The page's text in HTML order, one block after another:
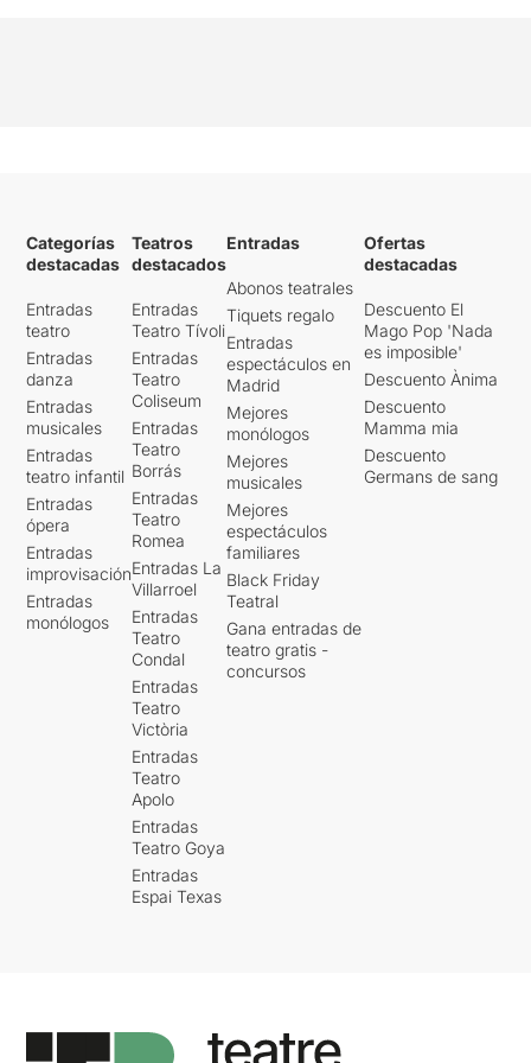
Categorías
destacadas
Entradas
teatro
Entradas
danza
Entradas
musicales
Entradas
teatro infantil
Entradas
ópera
Entradas
improvisación
Entradas
monólogos
Teatros
destacados
Entradas
Teatro Tívoli
Entradas
Teatro
Coliseum
Entradas
Teatro
Borrás
Entradas
Teatro
Romea
Entradas La
Villarroel
Entradas
Teatro
Condal
Entradas
Teatro
Victòria
Entradas
Teatro
Apolo
Entradas
Teatro Goya
Entradas
Espai Texas
Entradas
Abonos teatrales
Tiquets regalo
Entradas
espectáculos en
Madrid
Mejores
monólogos
Mejores
musicales
Mejores
espectáculos
familiares
Black Friday
Teatral
Gana entradas de
teatro gratis -
concursos
Ofertas
destacadas
Descuento El
Mago Pop 'Nada
es imposible'
Descuento Ànima
Descuento
Mamma mia
Descuento
Germans de sang